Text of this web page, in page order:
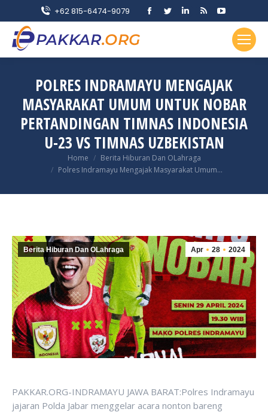
+62 815-6474-9079
Facebook
in
window
Twitter
in
window
Linkedin
in
window
Rss
opens
in
window
YouTube
page
opens
in
window
POLRES INDRAMAYU MENGAJAK
MASYARAKAT UMUM UNTUK NOBAR
PERTANDINGAN TIMNAS INDONESIA
U-23 VS TIMNAS UZBEKISTAN
Home
Berita Hiburan Dan OLahraga
Polres Indramayu Mengajak Masyarakat Umum…
Apr 28 2024
Berita Hiburan Dan OLahraga
PAKKAR.ORG-INDRAMAYU JAWA BARAT:Polres Indramayu
jajaran Polda Jabar menggelar acara nonton bareng